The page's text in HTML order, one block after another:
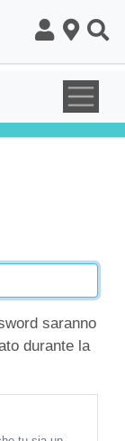
saranno
durante la